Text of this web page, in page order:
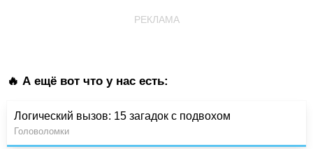
РЕКЛАМА
🔥 А ещё вот что у нас есть:
Логический вызов: 15 загадок с подвохом
Головоломки